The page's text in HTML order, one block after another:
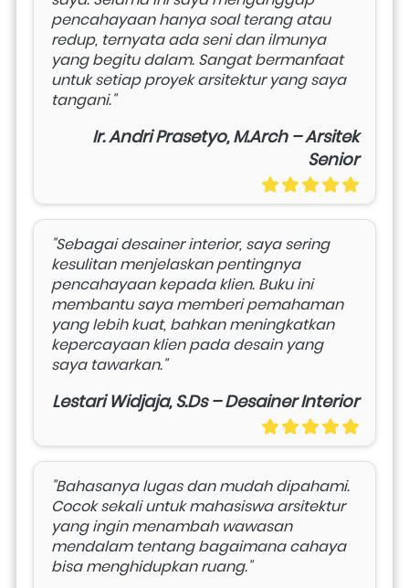
pencahayaan hanya soal terang atau
redup, ternyata ada seni dan ilmunya
yang begitu dalam. Sangat bermanfaat
untuk setiap proyek arsitektur yang saya
tangani."
Ir. Andri Prasetyo, M.Arch – Arsitek
Senior
"Sebagai desainer interior, saya sering
kesulitan menjelaskan pentingnya
pencahayaan kepada klien. Buku ini
membantu saya memberi pemahaman
yang lebih kuat, bahkan meningkatkan
kepercayaan klien pada desain yang
saya tawarkan."
Lestari Widjaja, S.Ds – Desainer Interior
"Bahasanya lugas dan mudah dipahami.
Cocok sekali untuk mahasiswa arsitektur
yang ingin menambah wawasan
mendalam tentang bagaimana cahaya
bisa menghidupkan ruang."